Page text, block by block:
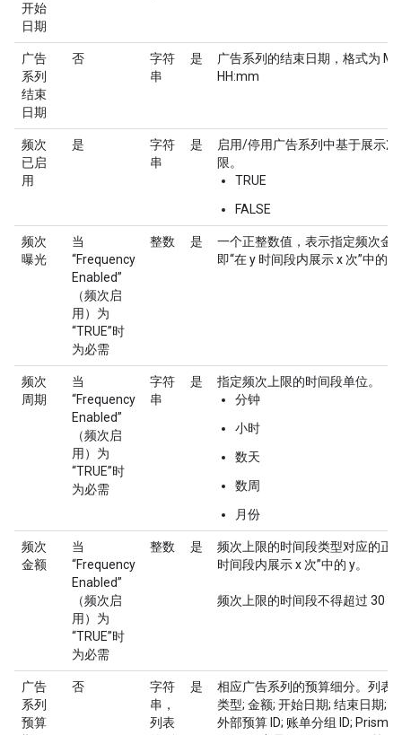
开始
日期
广告
系列
结束
日期
否
字符
串
是
广告系列的结束日期，格式为
HH:mm
频次
已启
用
是
字符
串
是
启用/停用广告系列中基于展示次
限。
TRUE
FALSE
频次
曝光
当
“Frequency
Enabled”
（频次启
用）为
“TRUE”时
为必需
整数 是
一个正整数值，表示指定频次金
即“在 y 时间段内展示 x 次”中的 x
频次
周期
当
“Frequency
Enabled”
（频次启
用）为
“TRUE”时
为必需
字符
串
是
指定频次上限的时间段单位。
分钟
小时
数天
数周
月份
频次
金额
当
“Frequency
Enabled”
（频次启
用）为
“TRUE”时
为必需
整数 是
频次上限的时间段类型对应的正
时间段内展示 x 次”中的 y。
频次上限的时间段不得超过 30
广告
系列
预算
否
字符
串，
列表
是
相应广告系列的预算细分。列表
类型; 金额; 开始日期; 结束日期;
外部预算 ID; 账单分组 ID; Prisma